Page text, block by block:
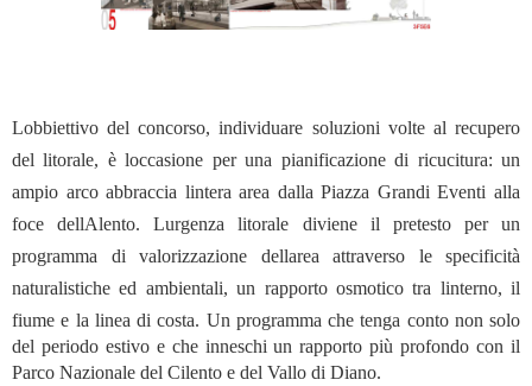
Lobbiettivo del concorso, individuare soluzioni volte al recupero
del litorale, è loccasione per una pianificazione di ricucitura: un
ampio arco abbraccia lintera area dalla Piazza Grandi Eventi alla
foce dellAlento. Lurgenza litorale diviene il pretesto per un
programma di valorizzazione dellarea attraverso le specificità
naturalistiche ed ambientali, un rapporto osmotico tra linterno, il
fiume e la linea di costa. Un programma che tenga conto non solo
del periodo estivo e che inneschi un rapporto più profondo con il
Parco Nazionale del Cilento e del Vallo di Diano.